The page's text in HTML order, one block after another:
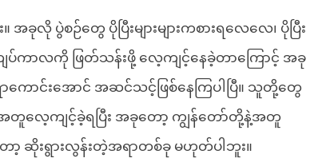
ခုလို ပွဲစဉ်တွေ ပိုပြီးများများကစားရလေလေ၊ ပိုပြီး
ကာလကို ဖြတ်သန်းဖို့ လေ့ကျင့်နေခဲ့တာကြောင့် အခု
ာင်းအောင် အဆင်သင့်ဖြစ်နေကြပါပြီ။ သူတို့တွေ
လေ့ကျင့်ခဲ့ရပြီး အခုတော့ ကျွန်တော်တို့နဲ့အတူ
ာ့ ဆိုးရွားလွန်းတဲ့အရာတစ်ခု မဟုတ်ပါဘူး။